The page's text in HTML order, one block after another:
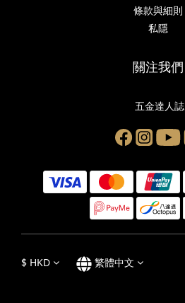
條款與細則
私隱
關注我們
五金達人誌
$ HKD 繁體中文